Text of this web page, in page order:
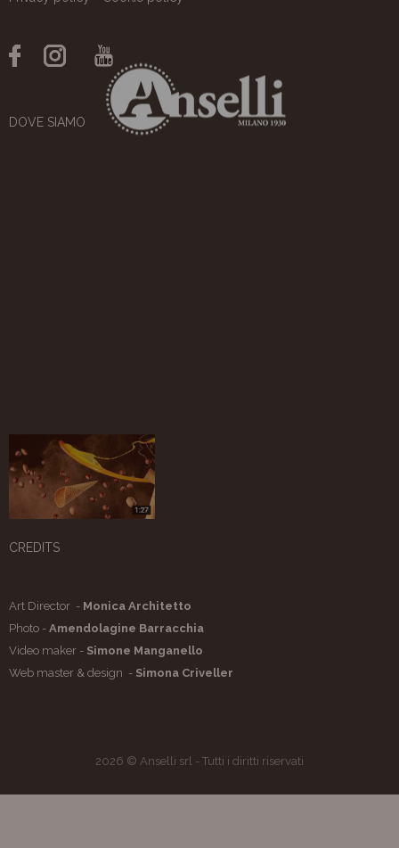
DOVE SIAMO
CREDITS
Art Director - Monica Architetto
Photo - Amendolagine Barracchia
Video maker - Simone Manganello
Web master & design - Simona Criveller
2026 © Anselli srl - Tutti i diritti riservati